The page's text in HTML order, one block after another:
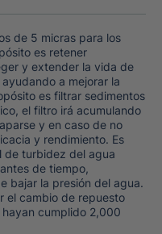
de 5 micras para los
es retener
y extender la vida de
a mejorar la
es filtrar sedimentos
el filtro irá acumulando
y en caso de no
y rendimiento. Es
de turbidez del agua
de tiempo,
bajar la presión del agua.
el cambio de repuesto
cumplido 2,000